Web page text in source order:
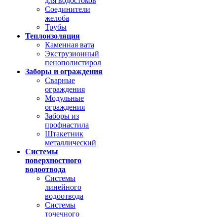
Соединители
желоба
Трубы
Теплоизоляция
Каменная вата
Экструзионный
пенополистирол
Заборы и ограждения
Сварные
ограждения
Модульные
ограждения
Заборы из
профнастила
Штакетник
металлический
Системы
поверхностного
водоотвода
Системы
линейного
водоотвода
Системы
точечного